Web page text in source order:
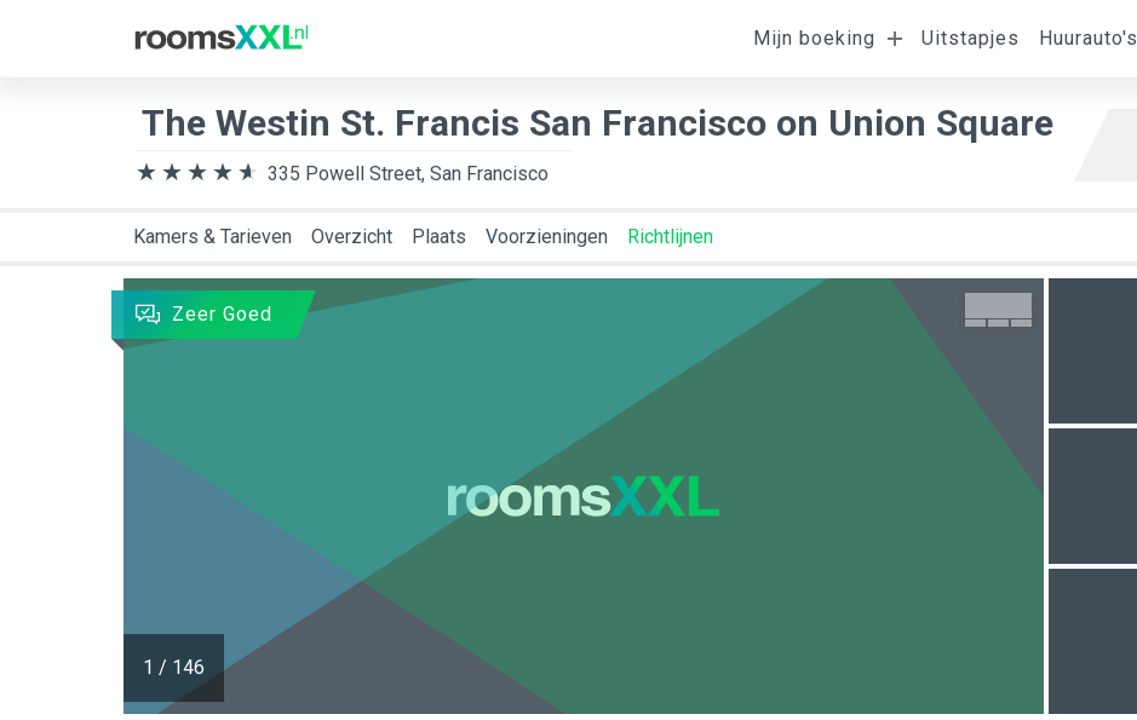
Mijn boeking Uitstapjes Huurauto's
Bestemming
Ligging van de
kamer
Kamer
The Westin St. Francis San Francisco on Union Square
335 Powell Street, San Francisco
Kamers & Tarieven Overzicht Plaats Voorzieningen Richtlijnen
1 / 146
Zeer Goed